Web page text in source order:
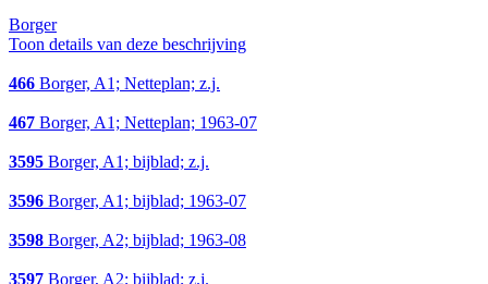
Borger
Toon details van deze beschrijving
466 Borger, A1; Netteplan; z.j.
467 Borger, A1; Netteplan; 1963-07
3595 Borger, A1; bijblad; z.j.
3596 Borger, A1; bijblad; 1963-07
3598 Borger, A2; bijblad; 1963-08
3597 Borger, A2; bijblad; z.j.